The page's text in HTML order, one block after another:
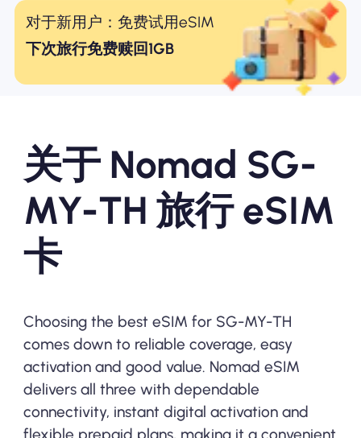
对于新用户：免费试用eSIM
下次旅行免费赎回1GB
关于 Nomad SG-
MY-TH 旅行 eSIM
卡
Choosing the best eSIM for SG-MY-TH
comes down to reliable coverage, easy
activation and good value. Nomad eSIM
delivers all three with dependable
connectivity, instant digital activation and
flexible prepaid plans, making it a convenient